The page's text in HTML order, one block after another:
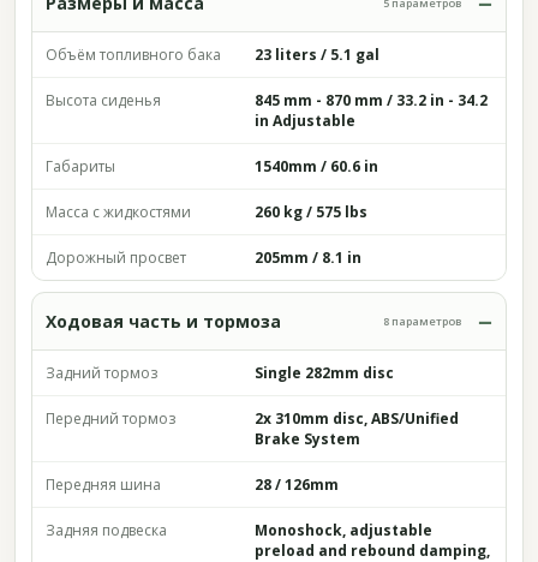
Объём топливного бака 23 liters / 5.1 gal
Высота сиденья
845 mm - 870 mm / 33.2 in - 34.2
in Adjustable
Габариты 1540mm / 60.6 in
Масса с жидкостями 260 kg / 575 lbs
Дорожный просвет 205mm / 8.1 in
Ходовая часть и тормоза 8 параметров
Задний тормоз Single 282mm disc
Передний тормоз
2x 310mm disc, ABS/Unified
Brake System
Передняя шина 28 / 126mm
Задняя подвеска
Monoshock, adjustable
preload and rebound damping,